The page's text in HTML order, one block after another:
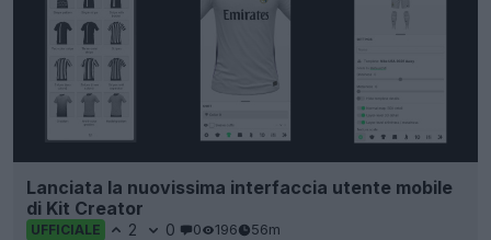
Lanciata la nuovissima interfaccia utente mobile
di Kit Creator
UFFICIALE 2 0 0 196 56m